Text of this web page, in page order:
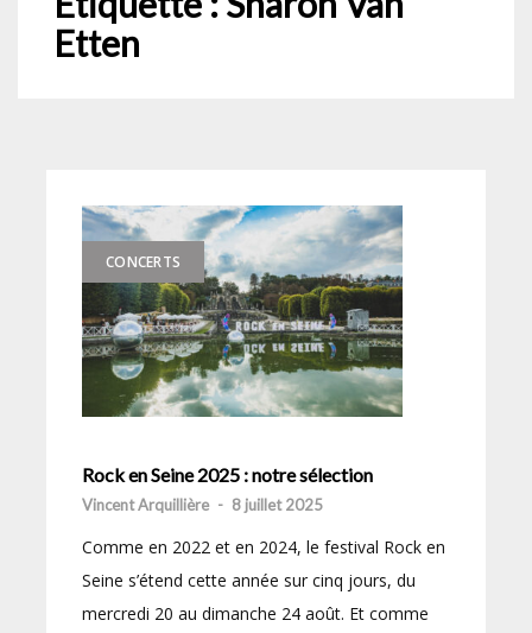
Etten
CONCERTS
Rock en Seine 2025 : notre sélection
Vincent Arquillière - 8 juillet 2025
Comme en 2022 et en 2024, le festival Rock en
Seine s’étend cette année sur cinq jours, du
mercredi 20 au dimanche 24 août. Et comme